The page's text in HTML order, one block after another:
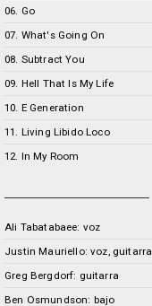
06. Go
07. What's Going On
08. Subtract You
09. Hell That Is My Life
10. E Generation
11. Living Libido Loco
12. In My Room
Ali Tabatabaee: voz
Justin Mauriello: voz, guitarra
Greg Bergdorf: guitarra
Ben Osmundson: bajo